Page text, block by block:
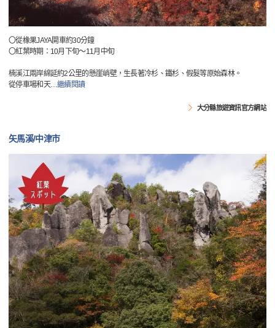
〇從橡果JAYA開車約30分鐘
〇紅葉時期：10月下旬～11月中旬
楠溪江兩岸綿延約2公里的懸崖峭壁，生長著冷杉、鐵杉、假髮等原始森林。
從停車場和天…繼續閱讀
大分縣旅遊資訊官方網站
矢馬溪/中津市